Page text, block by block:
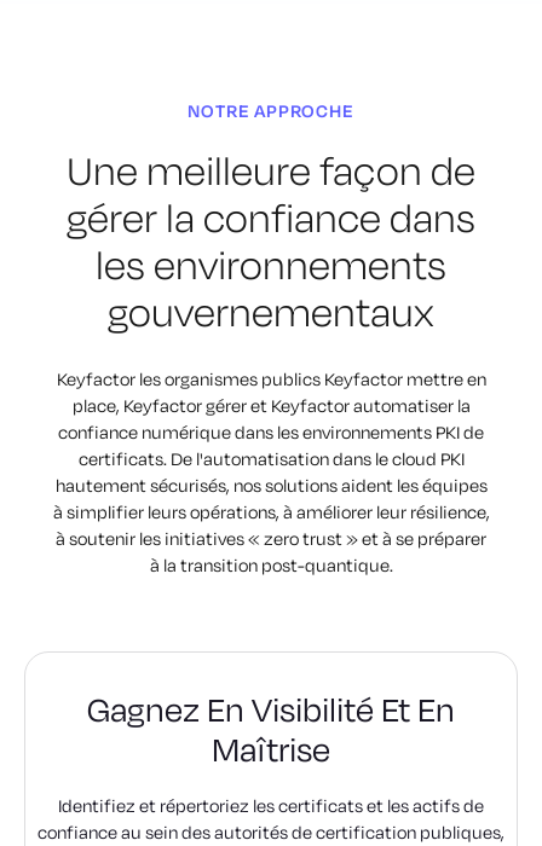
NOTRE APPROCHE
Une meilleure façon de
gérer la confiance dans
les environnements
gouvernementaux
Keyfactor les organismes publics Keyfactor mettre en
place, Keyfactor gérer et Keyfactor automatiser la
confiance numérique dans les environnements PKI de
certificats. De l'automatisation dans le cloud PKI
hautement sécurisés, nos solutions aident les équipes
à simplifier leurs opérations, à améliorer leur résilience,
à soutenir les initiatives « zero trust » et à se préparer
à la transition post-quantique.
Gagnez En Visibilité Et En
Maîtrise
Identifiez et répertoriez les certificats et les actifs de
confiance au sein des autorités de certification publiques,